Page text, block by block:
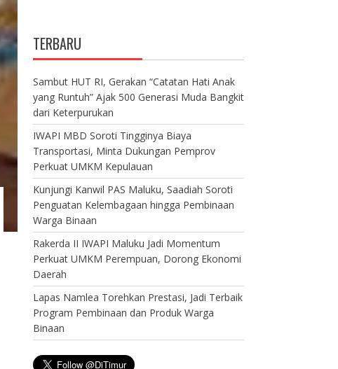
TERBARU
Sambut HUT RI, Gerakan “Catatan Hati Anak
yang Runtuh” Ajak 500 Generasi Muda Bangkit
dari Keterpurukan
IWAPI MBD Soroti Tingginya Biaya
Transportasi, Minta Dukungan Pemprov
Perkuat UMKM Kepulauan
Kunjungi Kanwil PAS Maluku, Saadiah Soroti
Penguatan Kelembagaan hingga Pembinaan
Warga Binaan
Rakerda II IWAPI Maluku Jadi Momentum
Perkuat UMKM Perempuan, Dorong Ekonomi
Daerah
Lapas Namlea Torehkan Prestasi, Jadi Terbaik
Program Pembinaan dan Produk Warga
Binaan